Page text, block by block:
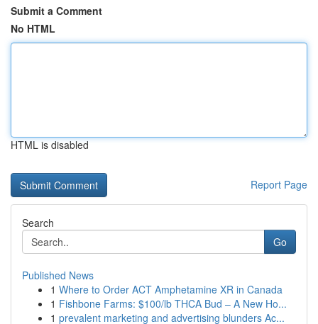
Submit a Comment
No HTML
HTML is disabled
Report Page
Search
Go
Published News
1 Where to Order ACT Amphetamine XR in Canada
1 Fishbone Farms: $100/lb THCA Bud – A New Ho...
1 prevalent marketing and advertising blunders Ac...